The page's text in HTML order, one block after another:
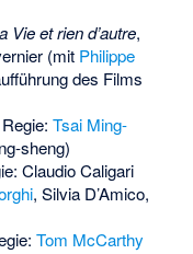
Vie et rien d’autre,
(mit Philippe
des Films
Tsai Ming-
sheng)
Claudio Caligari
, Silvia D’Amico,
Tom McCarthy